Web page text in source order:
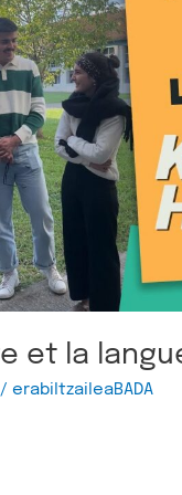
et la
/erabiltzaileaBADA